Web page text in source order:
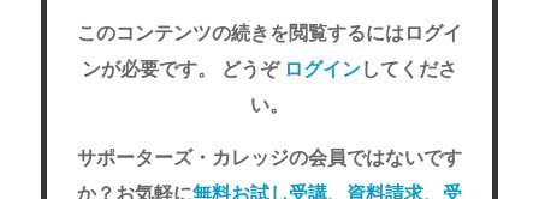
このコンテンツの続きを閲覧するにはログイ
ンが必要です。 どうぞ ログインしてくださ
い。
サポーターズ・カレッジの会員ではないです
か？お気軽に無料お試し受講、資料請求、受